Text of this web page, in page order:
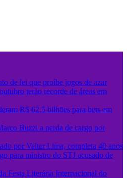
de lei que proíbe jogos de azar
terão recorde de áreas em
R$ 62,5 bilhões para bets em
Buzzi a perda de cargo por
por Valter Lima, completa 40 anos
para ministro do STJ acusado de
Festa Literária Internacional do